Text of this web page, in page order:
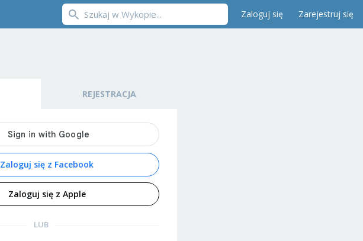
Zaloguj się Zarejestruj się
REJESTRACJA
Zaloguj się z Facebook
Zaloguj się z Apple
LUB